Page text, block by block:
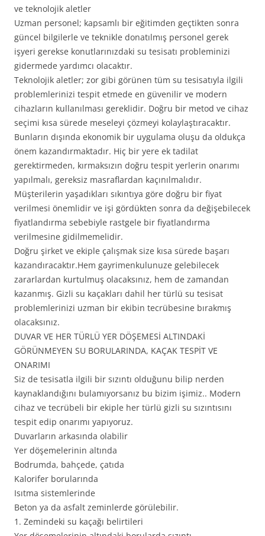
ve teknolojik aletler
Uzman personel; kapsamlı bir eğitimden geçtikten sonra
güncel bilgilerle ve teknikle donatılmış personel gerek
işyeri gerekse konutlarınızdaki su tesisatı probleminizi
gidermede yardımcı olacaktır.
Teknolojik aletler; zor gibi görünen tüm su tesisatıyla ilgili
problemlerinizi tespit etmede en güvenilir ve modern
cihazların kullanılması gereklidir. Doğru bir metod ve cihaz
seçimi kısa sürede meseleyi çözmeyi kolaylaştıracaktır.
Bunların dışında ekonomik bir uygulama oluşu da oldukça
önem kazandırmaktadır. Hiç bir yere ek tadilat
gerektirmeden, kırmaksızın doğru tespit yerlerin onarımı
yapılmalı, gereksiz masraflardan kaçınılmalıdır.
Müşterilerin yaşadıkları sıkıntıya göre doğru bir fiyat
verilmesi önemlidir ve işi gördükten sonra da değişebilecek
fiyatlandırma sebebiyle rastgele bir fiyatlandırma
verilmesine gidilmemelidir.
Doğru şirket ve ekiple çalışmak size kısa sürede başarı
kazandıracaktır.Hem gayrimenkulunuze gelebilecek
zararlardan kurtulmuş olacaksınız, hem de zamandan
kazanmış. Gizli su kaçakları dahil her türlü su tesisat
problemlerinizi uzman bir ekibin tecrübesine bırakmış
olacaksınız.
DUVAR VE HER TÜRLÜ YER DÖŞEMESİ ALTINDAKİ
GÖRÜNMEYEN SU BORULARINDA, KAÇAK TESPİT VE
ONARIMI
Siz de tesisatla ilgili bir sızıntı olduğunu bilip nerden
kaynaklandığını bulamıyorsanız bu bizim işimiz.. Modern
cihaz ve tecrübeli bir ekiple her türlü gizli su sızıntısını
tespit edip onarımı yapıyoruz.
Duvarların arkasında olabilir
Yer döşemelerinin altında
Bodrumda, bahçede, çatıda
Kalorifer borularında
Isıtma sistemlerinde
Beton ya da asfalt zeminlerde görülebilir.
1. Zemindeki su kaçağı belirtileri